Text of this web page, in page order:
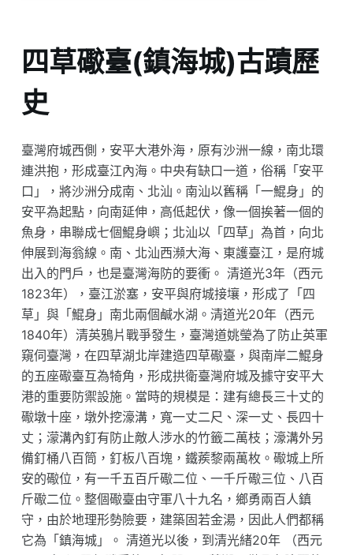
四草礮臺(鎮海城)古蹟歷
史
臺灣府城西側，安平大港外海，原有沙洲一線，南北環
連洪抱，形成臺江內海。中央有缺口一道，俗稱「安平
口」，將沙洲分成南、北汕。南汕以舊稱「一鯤身」的
安平為起點，向南延伸，高低起伏，像一個挨著一個的
魚身，串聯成七個鯤身嶼；北汕以「四草」為首，向北
伸展到海翁線。南、北汕西瀕大海、東護臺江，是府城
出入的門戶，也是臺灣海防的要衝。 清道光3年（西元
1823年），臺江淤塞，安平與府城接壤，形成了「四
草」與「鯤身」南北兩個鹹水湖。清道光20年（西元
1840年）清英鴉片戰爭發生，臺灣道姚瑩為了防止英軍
窺伺臺灣，在四草湖北岸建造四草礮臺，與南岸二鯤身
的五座礮臺互為犄角，形成拱衛臺灣府城及據守安平大
港的重要防禦設施。當時的規模是：建有總長三十丈的
礮墩十座，墩外挖濠溝，寬一丈二尺、深一丈、長四十
丈；濛溝內釘有防止敵人涉水的竹籤二萬枝；濠溝外另
備釘桶八百筒，釘板八百塊，鐵蒺黎兩萬枚。礮城上所
安的礮位，有一千五百斤礮二位、一千斤礮三位、八百
斤礮二位。整個礮臺由守軍八十九名，鄉勇兩百人鎮
守，由於地理形勢險要，建築固若金湯，因此人們都稱
它為「鎮海城」。 清道光以後，到清光緒20年 （西元